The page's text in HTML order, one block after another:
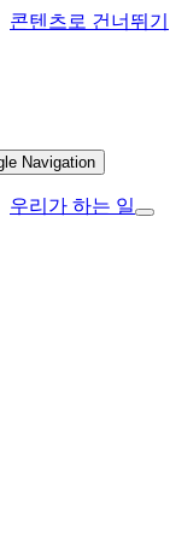
콘텐츠로 건너뛰기
Navigation
우리가 하는 일